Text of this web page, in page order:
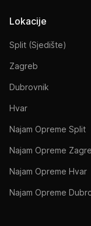
Lokacije
Split (Sjedište)
Zagreb
Dubrovnik
Hvar
Najam Opreme Split
Najam Opreme
Najam Opreme Hvar
Najam Opreme